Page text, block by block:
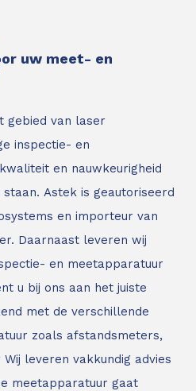
uw meet- en
gebied van laser
inspectie- en
en nauwkeurigheid
Astek is geautoriseerd
en importeur van
Daarnaast leveren wij
en meetapparatuur
u bij ons aan het juiste
met de verschillende
zoals afstandsmeters,
Wij leveren vakkundig advies
meetapparatuur gaat